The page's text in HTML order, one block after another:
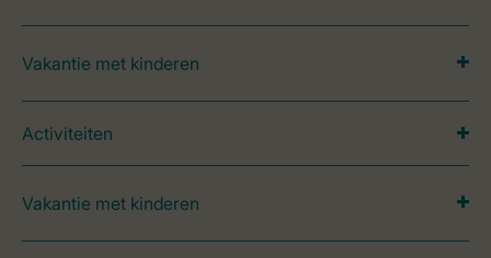
Vakantie met kinderen
Activiteiten
Vakantie met kinderen